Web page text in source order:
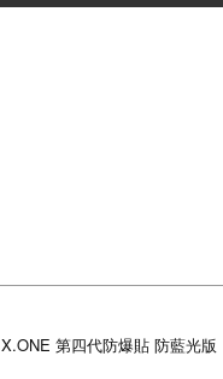
X.ONE 第四代防爆貼 防藍光版